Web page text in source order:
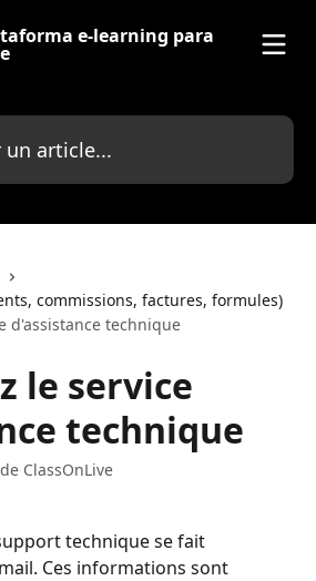
commissions, factures, formules)
d'assistance technique
le service
technique
ClassOnLive
technique se fait
Ces informations sont